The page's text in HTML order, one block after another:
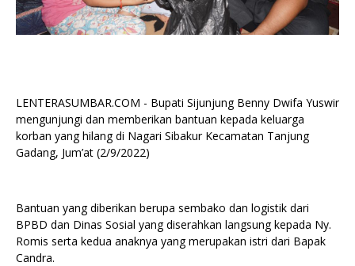
LENTERASUMBAR.COM - Bupati Sijunjung Benny Dwifa Yuswir
mengunjungi dan memberikan bantuan kepada keluarga
korban yang hilang di Nagari Sibakur Kecamatan Tanjung
Gadang, Jum’at (2/9/2022)
Bantuan yang diberikan berupa sembako dan logistik dari
BPBD dan Dinas Sosial yang diserahkan langsung kepada Ny.
Romis serta kedua anaknya yang merupakan istri dari Bapak
Candra.